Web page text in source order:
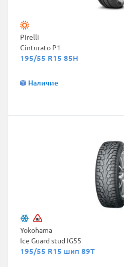
Pirelli
Cinturato P1
195/55 R15 85H
Наличие
Yokohama
Ice Guard stud IG55
195/55 R15 шип 89T